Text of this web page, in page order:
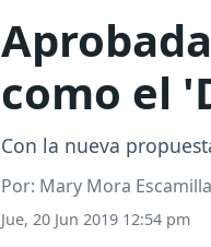
como el
Con la nueva
Por: Mary Mora
Jue, 20 Jun 2019 12:54 pm